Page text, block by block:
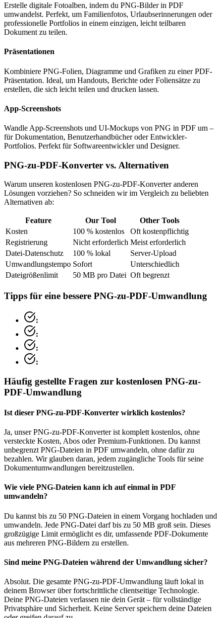
Erstelle digitale Fotoalben, indem du PNG-Bilder in PDF
umwandelst. Perfekt, um Familienfotos, Urlaubserinnerungen oder
professionelle Portfolios in einem einzigen, leicht teilbaren
Dokument zu teilen.
Präsentationen
Kombiniere PNG-Folien, Diagramme und Grafiken zu einer PDF-
Präsentation. Ideal, um Handouts, Berichte oder Foliensätze zu
erstellen, die sich leicht teilen und drucken lassen.
App-Screenshots
Wandle App-Screenshots und UI-Mockups von PNG in PDF um –
für Dokumentation, Benutzerhandbücher oder Entwickler-
Portfolios. Perfekt für Softwareentwickler und Designer.
PNG-zu-PDF-Konverter vs. Alternativen
Warum unseren kostenlosen PNG-zu-PDF-Konverter anderen
Lösungen vorziehen? So schneiden wir im Vergleich zu beliebten
Alternativen ab:
Feature Our Tool
Other Tools
Kosten
100 % kostenlos
Oft kostenpflichtig
Registrierung
Nicht erforderlich Meist erforderlich
Datei-Datenschutz
100 % lokal
Server-Upload
Umwandlungstempo Sofort
Unterschiedlich
Dateigrößenlimit
50 MB pro Datei Oft begrenzt
Tipps für eine bessere PNG-zu-PDF-Umwandlung
:
:
:
:
Häufig gestellte Fragen zur kostenlosen PNG-zu-
PDF-Umwandlung
Ist dieser PNG-zu-PDF-Konverter wirklich kostenlos?
Ja, unser PNG-zu-PDF-Konverter ist komplett kostenlos, ohne
versteckte Kosten, Abos oder Premium-Funktionen. Du kannst
unbegrenzt PNG-Dateien in PDF umwandeln, ohne dafür zu
bezahlen. Wir glauben daran, jedem zugängliche Tools für seine
Dokumentumwandlungen bereitzustellen.
Wie viele PNG-Dateien kann ich auf einmal in PDF
umwandeln?
Du kannst bis zu 50 PNG-Dateien in einem Vorgang hochladen und
umwandeln. Jede PNG-Datei darf bis zu 50 MB groß sein. Dieses
großzügige Limit ermöglicht es dir, umfassende PDF-Dokumente
aus mehreren PNG-Bildern zu erstellen.
Sind meine PNG-Dateien während der Umwandlung sicher?
Absolut. Die gesamte PNG-zu-PDF-Umwandlung läuft lokal in
deinem Browser über fortschrittliche clientseitige Technologie.
Deine PNG-Dateien verlassen nie dein Gerät – für vollständige
Privatsphäre und Sicherheit. Keine Server speichern deine Dateien